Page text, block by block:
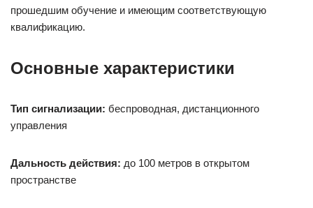
прошедшим обучение и имеющим соответствующую
квалификацию.
Основные характеристики
Тип сигнализации: беспроводная, дистанционного
управления
Дальность действия: до 100 метров в открытом
пространстве